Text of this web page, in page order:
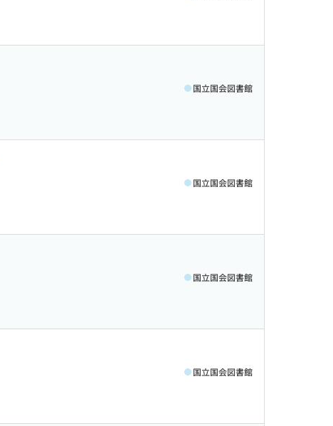
国立国会図書館
国立国会図書館
国立国会図書館
国立国会図書館